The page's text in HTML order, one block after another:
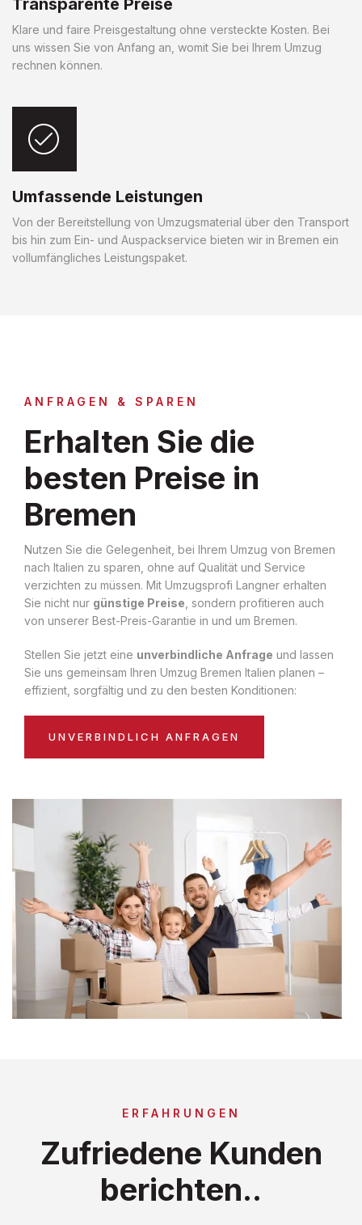
Transparente Preise
Klare und faire Preisgestaltung ohne versteckte Kosten. Bei
uns wissen Sie von Anfang an, womit Sie bei Ihrem Umzug
rechnen können.
Umfassende Leistungen
Von der Bereitstellung von Umzugsmaterial über den Transport
bis hin zum Ein- und Auspackservice bieten wir in Bremen ein
vollumfängliches Leistungspaket.
ANFRAGEN & SPAREN
Erhalten Sie die
besten Preise in
Bremen
Nutzen Sie die Gelegenheit, bei Ihrem Umzug von Bremen
nach Italien zu sparen, ohne auf Qualität und Service
verzichten zu müssen. Mit Umzugsprofi Langner erhalten
Sie nicht nur günstige Preise , sondern profitieren auch
von unserer Best-Preis-Garantie in und um Bremen.
Stellen Sie jetzt eine unverbindliche Anfrage und lassen
Sie uns gemeinsam Ihren Umzug Bremen Italien planen –
effizient, sorgfältig und zu den besten Konditionen:
UNVERBINDLICH ANFRAGEN
ERFAHRUNGEN
Zufriedene Kunden
berichten..